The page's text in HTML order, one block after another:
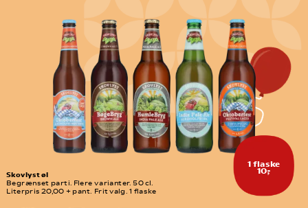
1 flaske
10,-
Skovlyst øl
Begrænset parti. Flere varianter. 50 cl.
Literpris 20,00 + pant. Frit valg. 1 flaske